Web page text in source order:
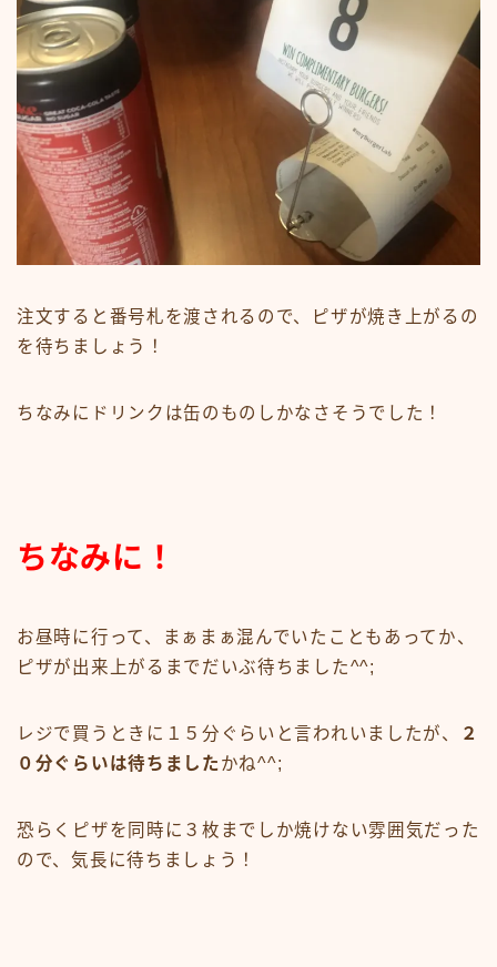
注文すると番号札を渡されるので、ピザが焼き上がるの
を待ちましょう！
ちなみにドリンクは缶のものしかなさそうでした！
ちなみに！
お昼時に行って、まぁまぁ混んでいたこともあってか、
ピザが出来上がるまでだいぶ待ちました^^;
レジで買うときに１５分ぐらいと言われいましたが、
２
０分ぐらいは待ちました かね^^;
恐らくピザを同時に３枚までしか焼けない雰囲気だった
ので、気長に待ちましょう！